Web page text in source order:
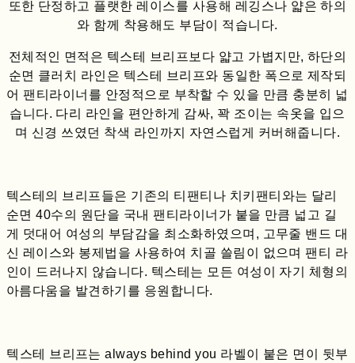
또한 단정하고 플랫한 레이스를 사용해 레깅스나 얇은 하의
와 함께 착용해도 부담이 적습니다.
전체적인 면적은 텍스테 브리프보다 얇고 가볍지만, 하단의
순면 클러치 라인은 텍스테 브리프와 동일한 폭으로 제작되
어 팬티라이너를 안정적으로 부착할 수 있을 만큼 충분히 넓
습니다. 다리 라인을 편안하게 감싸, 꽉 조이는 속옷을 입으
며 신경 쓰였던 착색 라인까지 자연스럽게 커버해줍니다.
텍스테의 브리프들은 기존의 티팬티나 치키팬티와는 달리
순면 40수의 원단을 국내 팬티라이너가 붙을 만큼 넓고 길
게 덧대어 여성의 부담감을 최소화하였으며, 고무줄 밴드 대
신 레이스와 봉제법을 사용하여 치골 쓸림이 없으며 팬티 라
인이 드러나지 않습니다. 텍스테는 모든 여성이 자기 체형의
아름다움을 발견하기를 응원합니다.
텍스테 브리프는 always behind you 라벨이 붙은 면이 뒷부